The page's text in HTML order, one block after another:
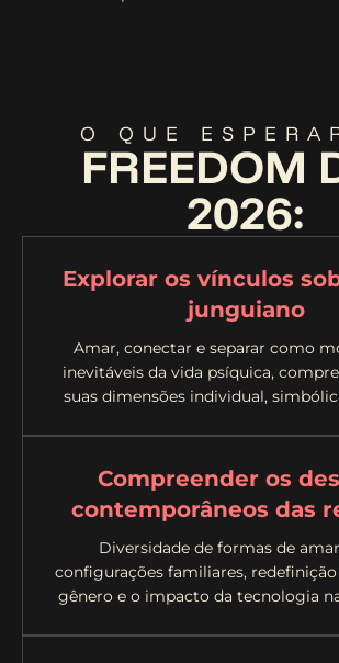
O QUE
FREEDOM
2026:
Explorar os vínculos
junguiano
Amar, conectar e separar como
inevitáveis da vida psíquica,
suas dimensões individual,
Compreender os
contemporâneos das
Diversidade de formas de
configurações familiares, redefinição
gênero e o impacto da tecnologia